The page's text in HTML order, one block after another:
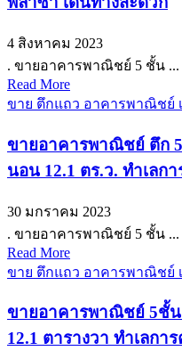
4 สิงหาคม 2023
. ขายอาคารพาณิชย์ 5 ชั้น ...
Read More
ขาย ตึกแถว อาคารพาณิชย์
ขายอาคารพาณิชย์ ตึก
นอน 12.1 ตร.ว. ทำเลก
30 มกราคม 2023
. ขายอาคารพาณิชย์ 5 ชั้น ...
Read More
ขาย ตึกแถว อาคารพาณิชย์
ขายอาคารพาณิชย์ 5ชั้น
12.1 ตารางวา ทำเลกา